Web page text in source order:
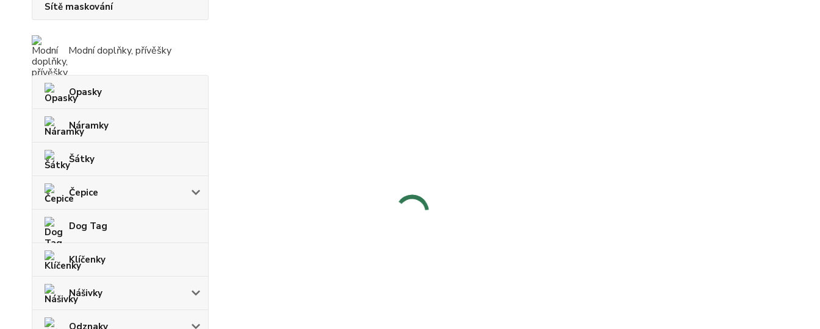
Sítě maskování
Modní doplňky, přívěšky
Opasky
Náramky
Šátky
Čepice
Dog Tag
Klíčenky
Nášivky
Odznaky